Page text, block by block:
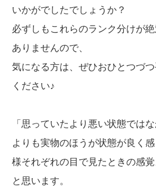
いかがでしたでしょうか？
必ずしもこれらのランク分けが
ありませんので、
気になる方は、ぜひおひとつづ
ください♪
「思っていたより悪い状態では
よりも実物のほうが状態が良く
様それぞれの目で見たときの感
と思います。